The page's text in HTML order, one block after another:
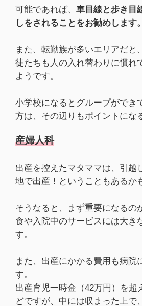
可能であれば、 車目線と歩き目
しをされることをお勧めします。
また、転勤族が多いエリアだと
徒たちも人の入れ替わりに慣れ
ようです。
小学校になるとグループができ
方は、その辺りもポイントにな
産婦人科
出産を控えたマタママは、引越
地で出産！ということもあるか
そうなると、まず重要になるの
食や入院中のサービスには大き
す。
また、出産にかかる費用も病院
す。
出産育児一時金（42万円）を超
どですが、中には収まった上で